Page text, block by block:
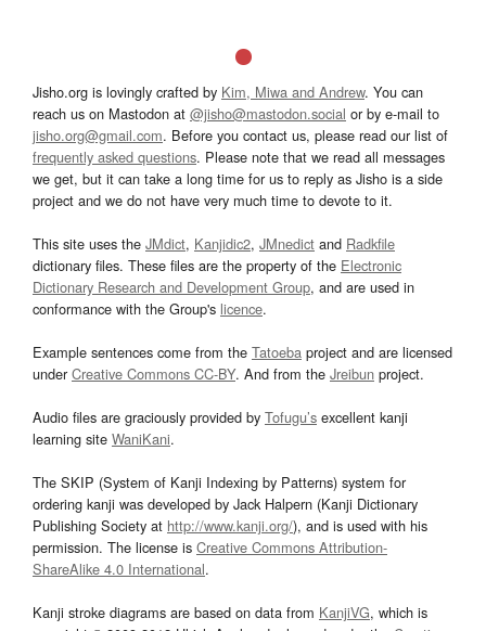
Jisho.org is lovingly crafted by Kim, Miwa and Andrew. You can
reach us on Mastodon at @jisho@mastodon.social or by e-mail to
jisho.org@gmail.com. Before you contact us, please read our list of
frequently asked questions. Please note that we read all messages
we get, but it can take a long time for us to reply as Jisho is a side
project and we do not have very much time to devote to it.
This site uses the JMdict, Kanjidic2, JMnedict and Radkfile
dictionary files. These files are the property of the Electronic
Dictionary Research and Development Group, and are used in
conformance with the Group's licence.
Example sentences come from the Tatoeba project and are licensed
underCreative Commons CC-BY. And from the Jreibun project.
Audio files are graciously provided by Tofugu’s excellent kanji
learning site WaniKani.
The SKIP (System of Kanji Indexing by Patterns) system for
ordering kanji was developed by Jack Halpern (Kanji Dictionary
Publishing Society at http://www.kanji.org/), and is used with his
permission. The license is Creative Commons Attribution-
ShareAlike 4.0 International.
Kanji stroke diagrams are based on data from KanjiVG, which is